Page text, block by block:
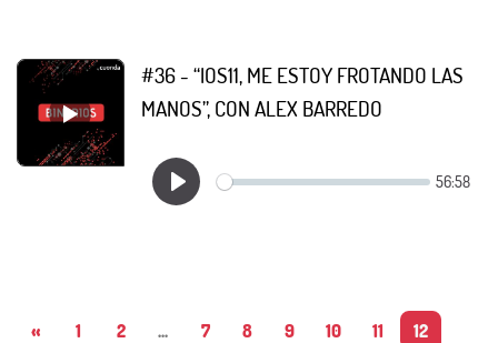
#36 - “IOS11, ME ESTOY FROTANDO LAS
MANOS”, CON ALEX BARREDO
« 1 2 ... 7 8 9 10 11
12